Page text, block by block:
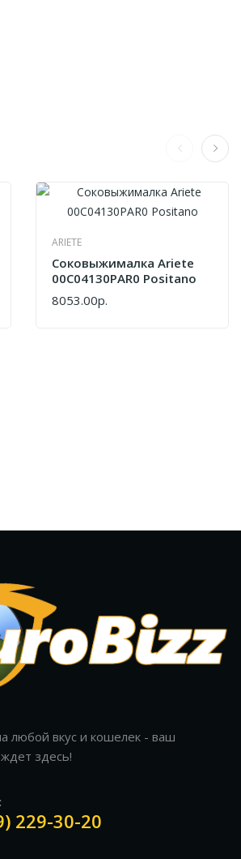
ARIETE
Соковыжималка Ariete
00C04130PAR0 Positano
8053.00р.
КУПИТЬ
любой вкус и кошелек - ваш
здесь!
229-30-20